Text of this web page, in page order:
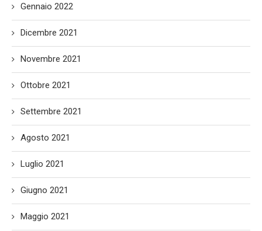
Gennaio 2022
Dicembre 2021
Novembre 2021
Ottobre 2021
Settembre 2021
Agosto 2021
Luglio 2021
Giugno 2021
Maggio 2021